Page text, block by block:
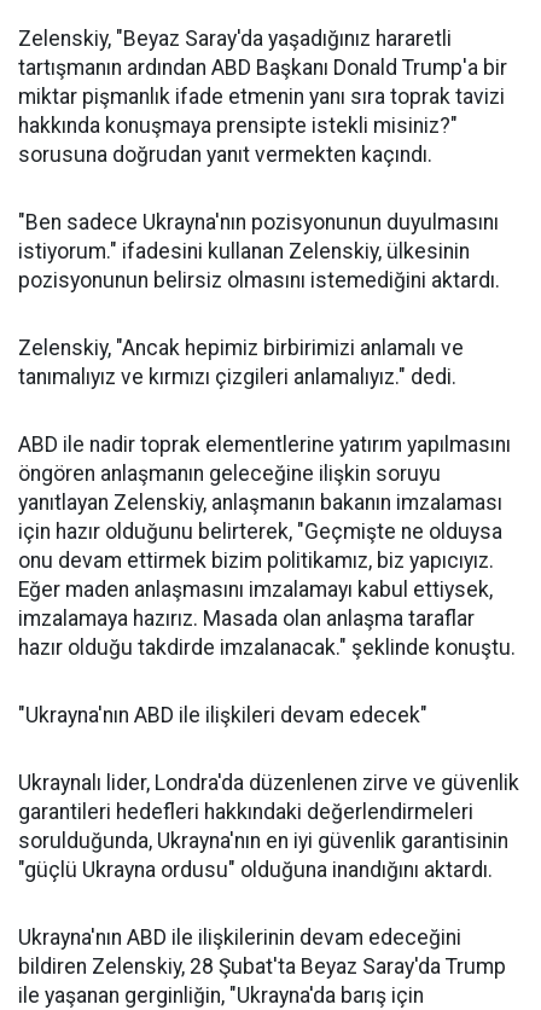
Zelenskiy, "Beyaz Saray'da yaşadığınız hararetli
tartışmanın ardından ABD Başkanı Donald Trump'a bir
miktar pişmanlık ifade etmenin yanı sıra toprak tavizi
hakkında konuşmaya prensipte istekli misiniz?"
sorusuna doğrudan yanıt vermekten kaçındı.
"Ben sadece Ukrayna'nın pozisyonunun duyulmasını
istiyorum." ifadesini kullanan Zelenskiy, ülkesinin
pozisyonunun belirsiz olmasını istemediğini aktardı.
Zelenskiy, "Ancak hepimiz birbirimizi anlamalı ve
tanımalıyız ve kırmızı çizgileri anlamalıyız." dedi.
ABD ile nadir toprak elementlerine yatırım yapılmasını
öngören anlaşmanın geleceğine ilişkin soruyu
yanıtlayan Zelenskiy, anlaşmanın bakanın imzalaması
için hazır olduğunu belirterek, "Geçmişte ne olduysa
onu devam ettirmek bizim politikamız, biz yapıcıyız.
Eğer maden anlaşmasını imzalamayı kabul ettiysek,
imzalamaya hazırız. Masada olan anlaşma taraflar
hazır olduğu takdirde imzalanacak." şeklinde konuştu.
"Ukrayna'nın ABD ile ilişkileri devam edecek"
Ukraynalı lider, Londra'da düzenlenen zirve ve güvenlik
garantileri hedefleri hakkındaki değerlendirmeleri
sorulduğunda, Ukrayna'nın en iyi güvenlik garantisinin
"güçlü Ukrayna ordusu" olduğuna inandığını aktardı.
Ukrayna'nın ABD ile ilişkilerinin devam edeceğini
bildiren Zelenskiy, 28 Şubat'ta Beyaz Saray'da Trump
ile yaşanan gerginliğin, "Ukrayna'da barış için